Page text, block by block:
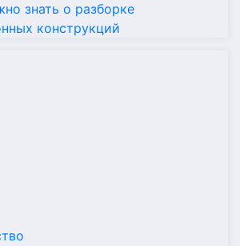
знать о разборке
конструкций